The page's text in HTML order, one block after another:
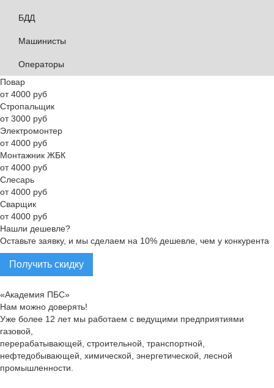
БДД
Машинисты
Операторы
Повар
от 4000 руб
Стропальщик
от 3000 руб
Электромонтер
от 4000 руб
Монтажник ЖБК
от 4000 руб
Слесарь
от 4000 руб
Сварщик
от 4000 руб
Нашли дешевле?
Оставьте заявку, и мы сделаем на 10% дешевле, чем у конкурента
Получить скидку
«Академия ПБС»
Нам можно доверять!
Уже более 12 лет мы работаем с ведущими предприятиями
газовой,
перерабатывающей, строительной, транспортной,
нефтедобывающей, химической, энергетической, лесной
промышленности.